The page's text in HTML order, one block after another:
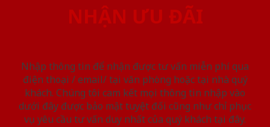
NHẬN ƯU ĐÃI
Nhập thông tin để nhận được tư vấn miễn phí qua
điện thoại / email/ tại văn phòng hoặc tại nhà quý
khách. Chúng tôi cam kết mọi thông tin nhập vào
dưới đây được bảo mật tuyệt đối cũng như chỉ phục
vụ yêu cầu tư vấn duy nhất của quý khách tại đây.